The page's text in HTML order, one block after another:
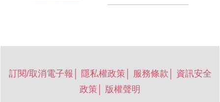
訂閱/取消電子報 隱私權政策 服務條款
資訊安全
政策
版權聲明